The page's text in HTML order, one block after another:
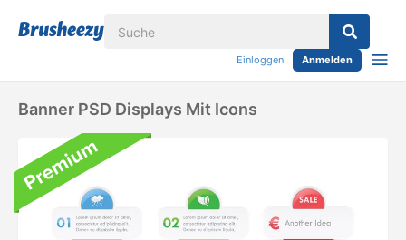
Einloggen Anmelden
Banner PSD Displays Mit Icons